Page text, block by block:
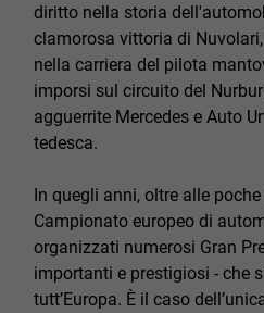
diritto nella storia
clamorosa vittoria di
nella carriera del pilota
imporsi sul circuito del
agguerrite Mercedes e Auto
tedesca.
In quegli anni, oltre alle
Campionato europeo di
organizzati numerosi Gran
importanti e prestigiosi - che
tutt’Europa. È il caso